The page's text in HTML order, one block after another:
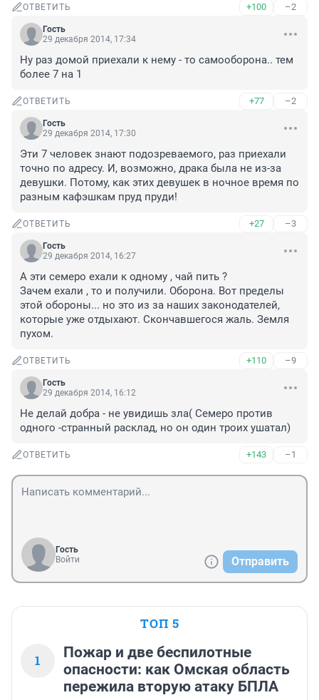
ОТВЕТИТЬ +100 –2
Гость
29 декабря 2014, 17:34
Ну раз домой приехали к нему - то самооборона.. тем
более 7 на 1
ОТВЕТИТЬ +77 –2
Гость
29 декабря 2014, 17:30
Эти 7 человек знают подозреваемого, раз приехали
точно по адресу. И, возможно, драка была не из-за
девушки. Потому, как этих девушек в ночное время по
разным кафэшкам пруд пруди!
ОТВЕТИТЬ +27 –3
Гость
29 декабря 2014, 16:27
А эти семеро ехали к одному , чай пить ?
Зачем ехали , то и получили. Оборона. Вот пределы
этой обороны... но это из за наших законодателей,
которые уже отдыхают. Скончавшегося жаль. Земля
пухом.
ОТВЕТИТЬ +110 –9
Гость
29 декабря 2014, 16:12
Не делай добра - не увидишь зла( Семеро против
одного -странный расклад, но он один троих ушатал)
ОТВЕТИТЬ +143 –1
Гость
Войти
Отправить
ТОП 5
1
Пожар и две беспилотные
опасности: как Омская область
пережила вторую атаку БПЛА